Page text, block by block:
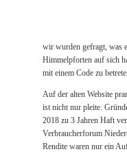
wir wurden gefragt, was
Himmelpforten auf sich
mit einem Code zu
Auf der alten Website
ist nicht nur pleite.
2018 zu 3 Jahren Haft
Verbraucherforum
Rendite waren nur ein